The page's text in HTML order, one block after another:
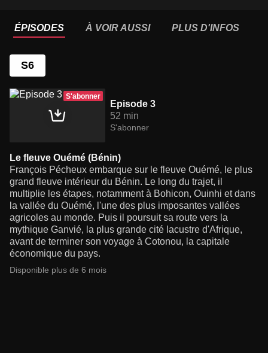
ÉPISODES À VOIR AUSSI PLUS D'INFOS
S6
S'abonner
Episode 3
52 min
S'abonner
Le fleuve Ouémé (Bénin)
François Pécheux embarque sur le fleuve Ouémé, le plus
grand fleuve intérieur du Bénin. Le long du trajet, il
multiplie les étapes, notamment à Bohicon, Ouinhi et dans
la vallée du Ouémé, l'une des plus imposantes vallées
agricoles au monde. Puis il poursuit sa route vers la
mythique Ganvié, la plus grande cité lacustre d'Afrique,
avant de terminer son voyage à Cotonou, la capitale
économique du pays.
Disponible plus de 6 mois